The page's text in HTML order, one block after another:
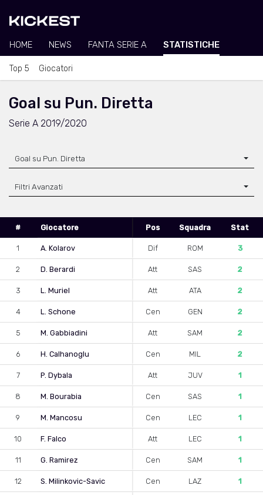
HOME NEWS FANTA SERIE A STATISTICHE
Top 5 Giocatori
Goal su Pun. Diretta
Serie A 2019/2020
Goal su Pun. Diretta
Filtri Avanzati
# Giocatore Pos Squadra Stat
1 A. Kolarov Dif ROM 3
2 D. Berardi Att SAS 2
3 L. Muriel Att ATA 2
4 L. Schone Cen GEN 2
5 M. Gabbiadini Att SAM 2
6 H. Calhanoglu Cen MIL 2
7 P. Dybala Att JUV 1
8 M. Bourabia Cen SAS 1
9 M. Mancosu Cen LEC 1
10 F. Falco Att LEC 1
11 G. Ramirez Cen SAM 1
12 S. Milinkovic-Savic Cen LAZ 1